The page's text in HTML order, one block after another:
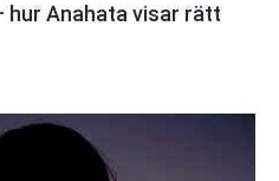
hur Anahata visar rätt